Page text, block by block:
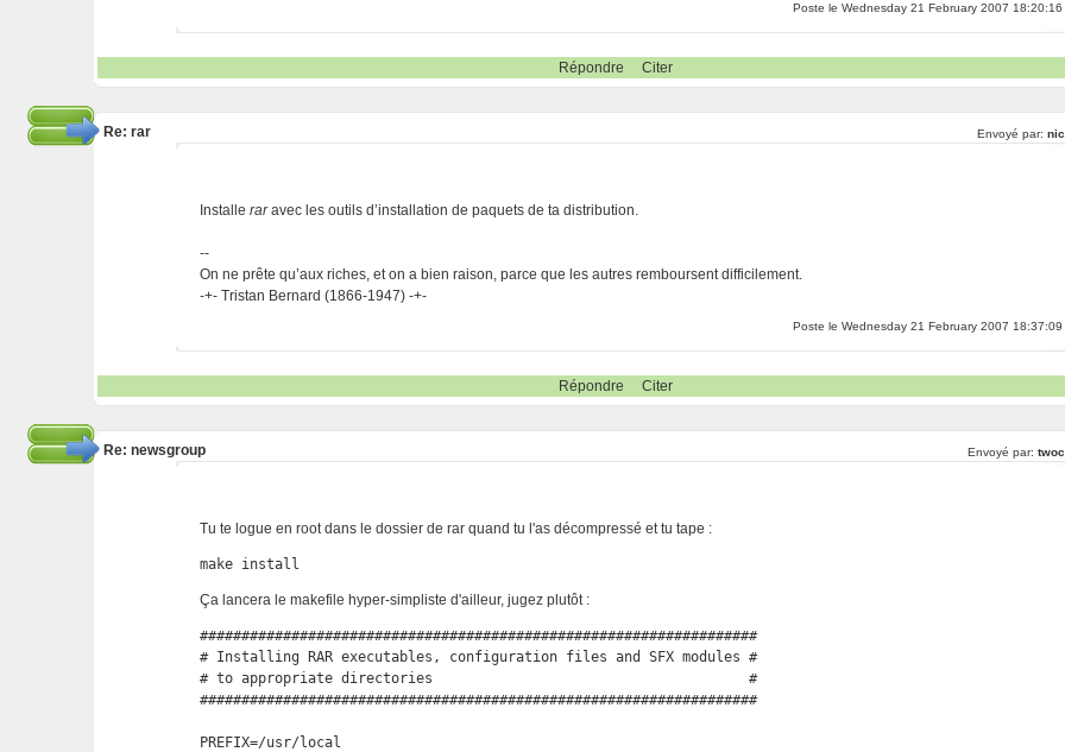
Poste le Wednesday 21 February 2007 18:20:16
Répondre Citer
Re: rar Envoyé par:
Installeraravec les outils d’installation de paquets de ta distribution.
--
On ne prête qu’aux riches, et on a bien raison, parce que les autres remboursent difficilement.
-+- Tristan Bernard (1866-1947) -+-
Poste le Wednesday 21 February 2007 18:37:09
Répondre Citer
Re: newsgroup Envoyé par:
Tu te logue en root dans le dossier de rar quand tu l'as décompressé et tu tape :
make install
Ça lancera le makefile hyper-simpliste d'ailleur, jugez plutôt :
###################################################################
# Installing RAR executables, configuration files and SFX modules #
# to appropriate directories                                      #
###################################################################
PREFIX=/usr/local